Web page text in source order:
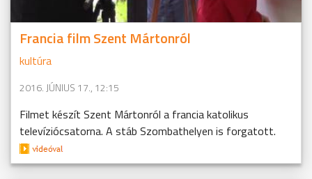
Francia film Szent Mártonról
kultúra
2016. JÚNIUS 17., 12:15
Filmet készít Szent Mártonról a francia katolikus
televíziócsatorna. A stáb Szombathelyen is forgatott.